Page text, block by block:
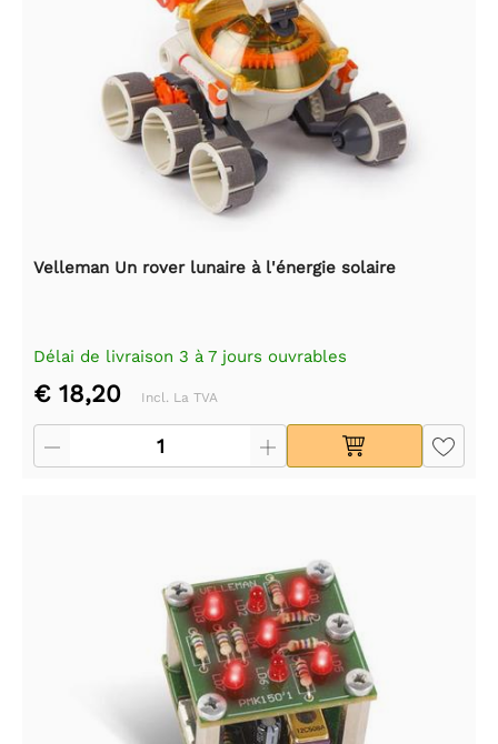
Velleman Un rover lunaire à l'énergie solaire
Délai de livraison 3 à 7 jours ouvrables
€ 18,20 Incl. La TVA